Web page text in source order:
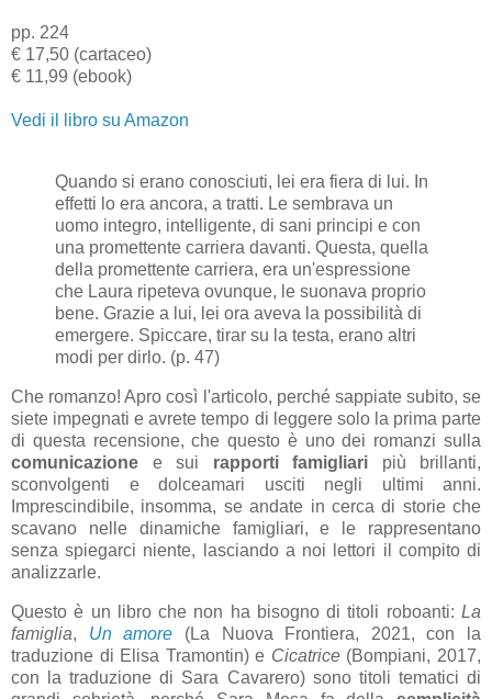
pp. 224
€ 17,50 (cartaceo)
€ 11,99 (ebook)
Vedi il libro su Amazon
Quando si erano conosciuti, lei era fiera di lui. In
effetti lo era ancora, a tratti. Le sembrava un
uomo integro, intelligente, di sani principi e con
una promettente carriera davanti. Questa, quella
della promettente carriera, era un'espressione
che Laura ripeteva ovunque, le suonava proprio
bene. Grazie a lui, lei ora aveva la possibilità di
emergere. Spiccare, tirar su la testa, erano altri
modi per dirlo. (p. 47)
Che romanzo! Apro così l'articolo, perché sappiate subito, se
siete impegnati e avrete tempo di leggere solo la prima parte
di questa recensione, che questo è uno dei romanzi sulla
comunicazione e sui rapporti famigliari più brillanti,
sconvolgenti e dolceamari usciti negli ultimi anni.
Imprescindibile, insomma, se andate in cerca di storie che
scavano nelle dinamiche famigliari, e le rappresentano
senza spiegarci niente, lasciando a noi lettori il compito di
analizzarle.
Questo è un libro che non ha bisogno di titoli roboanti: La
famiglia, Un amore
(La Nuova Frontiera, 2021, con la
traduzione di Elisa Tramontin) e Cicatrice (Bompiani, 2017,
con la traduzione di Sara Cavarero) sono titoli tematici di